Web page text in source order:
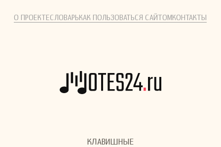
О ПРОЕКТЕСЛОВАРЬКАК ПОЛЬЗОВАТЬСЯ САЙТОМКОНТАКТЫ
КЛАВИШНЫЕ